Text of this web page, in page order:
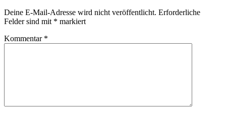
Deine E-Mail-Adresse wird nicht veröffentlicht. Erforderliche
Felder sind mit * markiert
Kommentar *